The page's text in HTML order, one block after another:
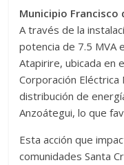
Municipio
A través de la
potencia de 7.5 MVA
Atapirire, ubicada en
Corporación Eléctrica
distribución de
Anzoátegui, lo que
Esta acción que
comunidades Santa